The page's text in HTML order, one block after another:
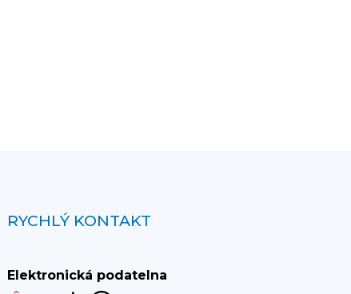
RYCHLÝ KONTAKT
Elektronická podatelna